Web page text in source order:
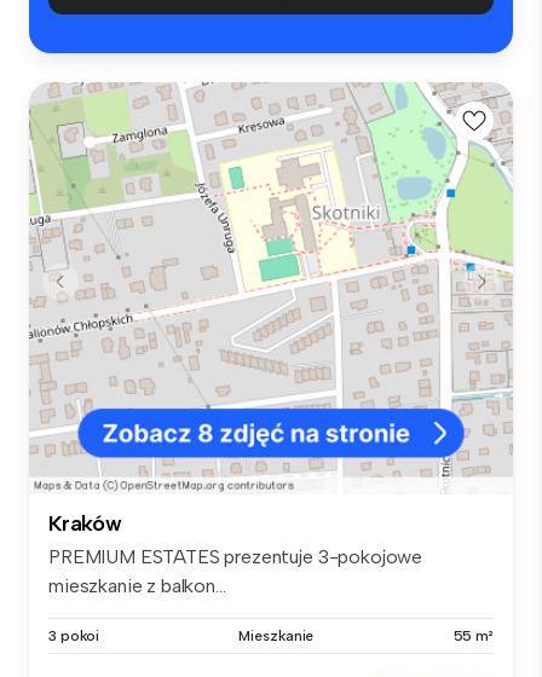
Kraków
PREMIUM ESTATES prezentuje 3-pokojowe
mieszkanie z balkon...
3 pokoi Mieszkanie 55 m²